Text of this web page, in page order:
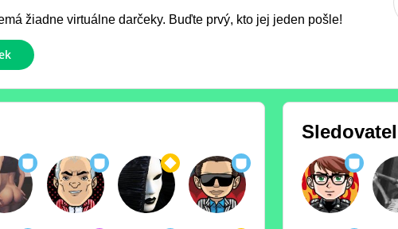
žiadne virtuálne darčeky. Buďte prvý, kto jej jeden pošle!